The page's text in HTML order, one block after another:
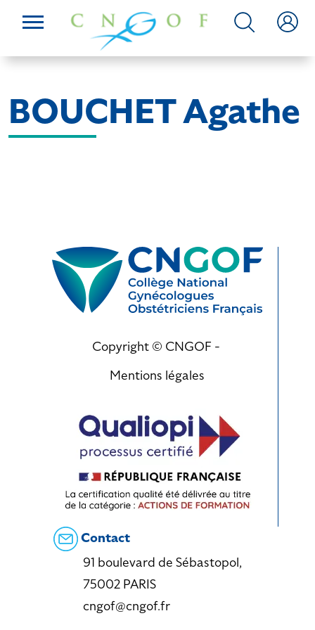
BOUCHET Agathe
Copyright © CNGOF -
Mentions légales
Contact
91 boulevard de Sébastopol,
75002 PARIS
cngof@cngof.fr